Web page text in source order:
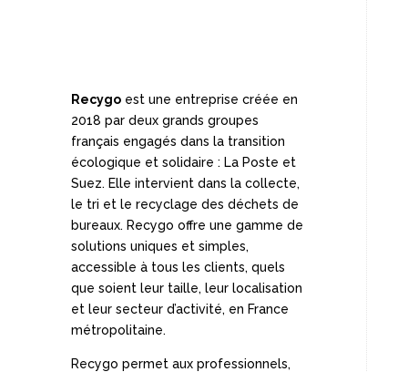
Recygoest une entreprise créée en
2018 par deux grands groupes
français engagés dans la transition
écologique et solidaire : La Poste et
Suez. Elle intervient dans la collecte,
le tri et le recyclage des déchets de
bureaux. Recygo offre une gamme de
solutions uniques et simples,
accessible à tous les clients, quels
que soient leur taille, leur localisation
et leur secteur d’activité, en France
métropolitaine.
Recygo permet aux professionnels,